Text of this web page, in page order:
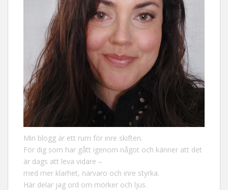
Min blogg är ett rum för inre skiften.
För dig som har gått igenom något och känner att det
är dags att leva vidare –
med mer klarhet, närvaro och inre styrka.
Här delar jag ord om mörker och ljus.